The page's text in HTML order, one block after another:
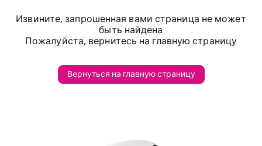
Извините, запрошенная вами страница не может
быть найдена
Пожалуйста, вернитесь на главную страницу
Вернуться на главную страницу